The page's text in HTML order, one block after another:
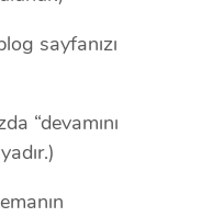
sayfanızı
“devamını